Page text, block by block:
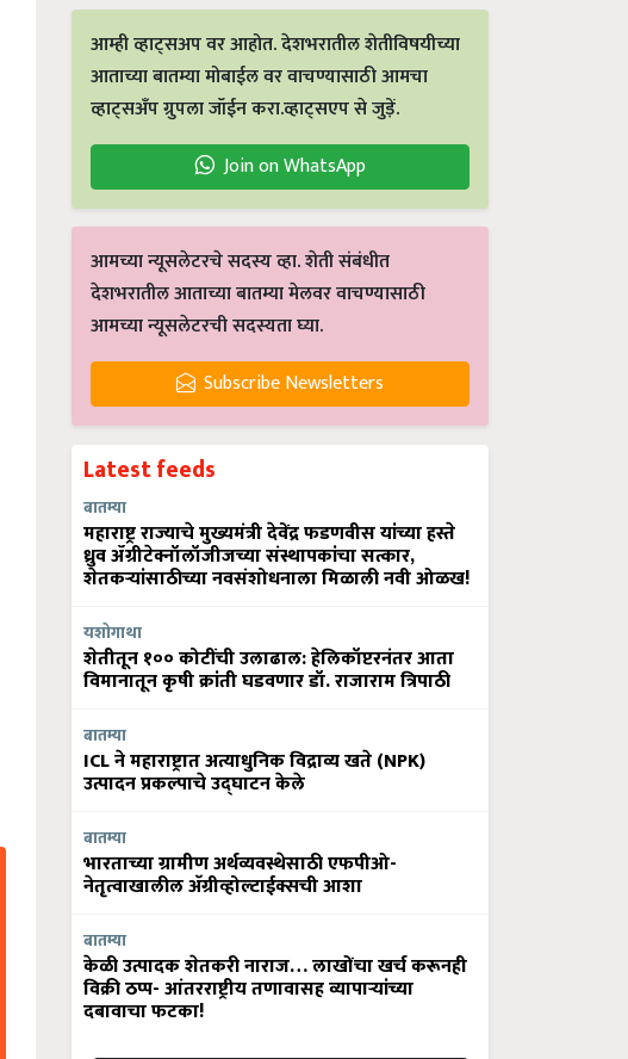
आम्ही व्हाट्सअप वर आहोत. देशभरातील शेतीविषयीच्या
आताच्या बातम्या मोबाईल वर वाचण्यासाठी आमचा
व्हाट्सअँप ग्रुपला जॉईन करा.व्हाट्सएप से जुड़ें.
Join on WhatsApp
आमच्या न्यूसलेटरचे सदस्य व्हा. शेती संबंधीत
देशभरातील आताच्या बातम्या मेलवर वाचण्यासाठी
आमच्या न्यूसलेटरची सदस्यता घ्या.
Subscribe Newsletters
Latest feeds
बातम्या
महाराष्ट्र राज्याचे मुख्यमंत्री देवेंद्र फडणवीस यांच्या हस्ते
ध्रुव ॲग्रीटेक्नॉलॉजीजच्या संस्थापकांचा सत्कार,
शेतकऱ्यांसाठीच्या नवसंशोधनाला मिळाली नवी ओळख!
यशोगाथा
शेतीतून १०० कोटींची उलाढाल: हेलिकॉप्टरनंतर आता
विमानातून कृषी क्रांती घडवणार डॉ. राजाराम त्रिपाठी
बातम्या
ICL ने महाराष्ट्रात अत्याधुनिक विद्राव्य खते (NPK)
उत्पादन प्रकल्पाचे उद्घाटन केले
बातम्या
भारताच्या ग्रामीण अर्थव्यवस्थेसाठी एफपीओ-
नेतृत्वाखालील अ‍ॅग्रीव्होल्टाईक्सची आशा
बातम्या
केळी उत्पादक शेतकरी नाराज… लाखोंचा खर्च करूनही
विक्री ठप्प- आंतरराष्ट्रीय तणावासह व्यापाऱ्यांच्या
दबावाचा फटका!